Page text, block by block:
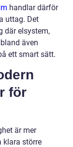
handlar därför
uttag. Det
där elsystem,
även
ett smart sätt.
för
är mer
klara större